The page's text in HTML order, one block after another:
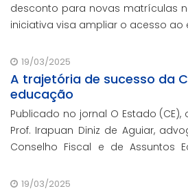
desconto para novas matrículas
iniciativa visa ampliar o acesso ao
19/03/2025
A trajetória de sucesso da
educação
Publicado no jornal O Estado
Prof. Irapuan Diniz de Aguiar,
Conselho Fiscal e de Assuntos
brasileira.
19/03/2025